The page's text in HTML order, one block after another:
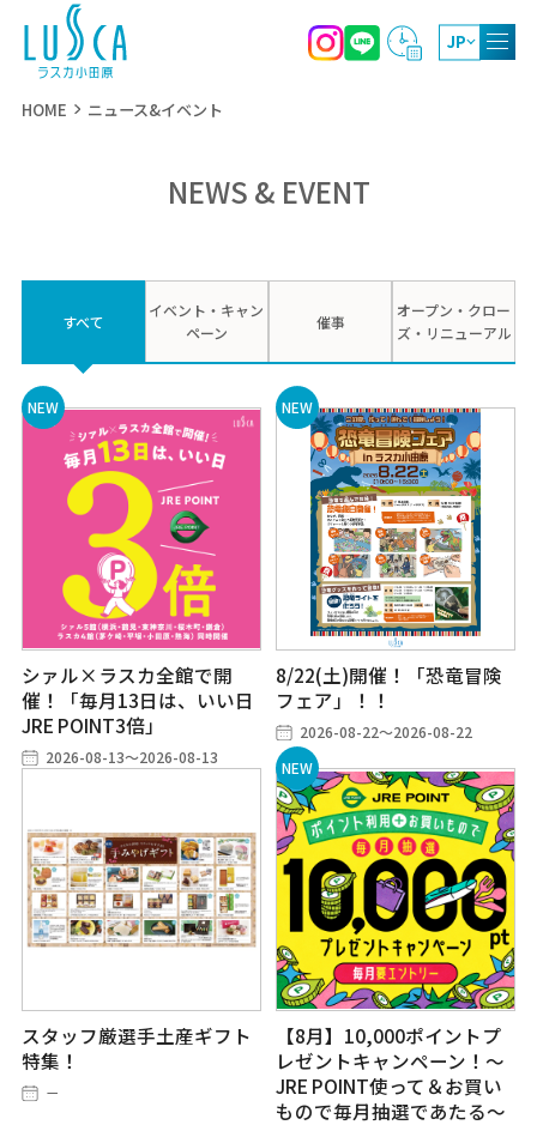
屋上庭園
10:00～18:00（4月～9月）
10:00～17:00（10月～3月）
JP
HOME ニュース&イベント
NEWS & EVENT
すべて
イベント・キャン
ペーン
催事
オープン・クロー
ズ・リニューアル
シァル×ラスカ全館で開
催！「毎月13日は、いい日
JRE POINT3倍」
2026-08-13～2026-08-13
8/22(土)開催！「恐竜冒険
フェア」！！
2026-08-22～2026-08-22
スタッフ厳選手土産ギフト
特集！
－
【8月】10,000ポイントプ
レゼントキャンペーン！～
JRE POINT使って＆お買い
もので毎月抽選であたる～